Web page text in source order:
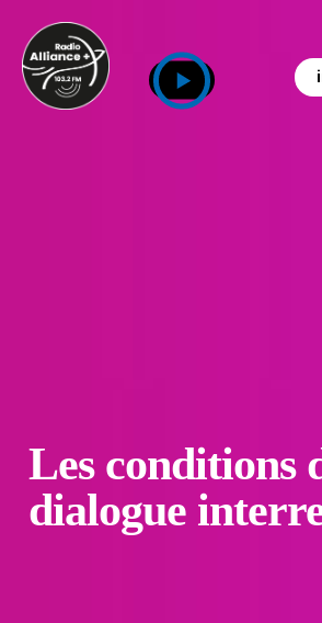
Les conditions
dialogue